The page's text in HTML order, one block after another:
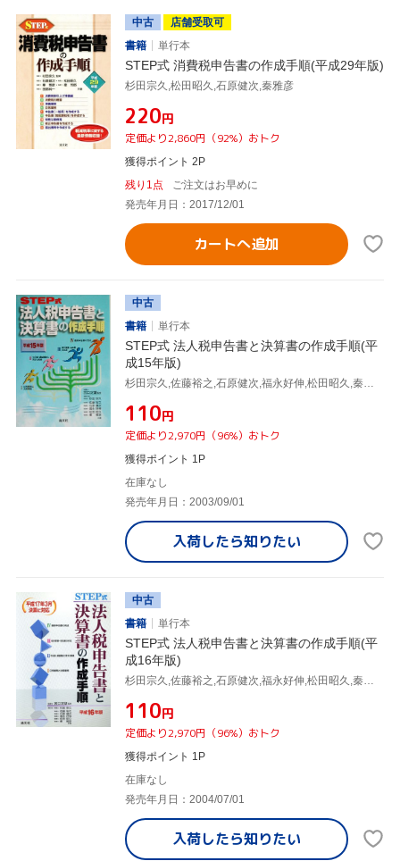
中古
店舗受取可
書籍
単行本
STEP式 消費税申告書の作成手順(平成29年版)
杉田宗久,松田昭久,石原健次,秦雅彦
¥220円
定価より2,860円（92%）おトク
獲得ポイント 2P
残り1点
ご注文はお早めに
発売年月日：2017/12/01
カートへ追加
中古
書籍
単行本
STEP式 法人税申告書と決算書の作成手順(平
成15年版)
¥110円
定価より2,970円（96%）おトク
獲得ポイント 1P
在庫なし
発売年月日：2003/09/01
入荷したら知りたい
中古
書籍
単行本
STEP式 法人税申告書と決算書の作成手順(平
成16年版)
¥110円
定価より2,970円（96%）おトク
獲得ポイント 1P
在庫なし
発売年月日：2004/07/01
入荷したら知りたい